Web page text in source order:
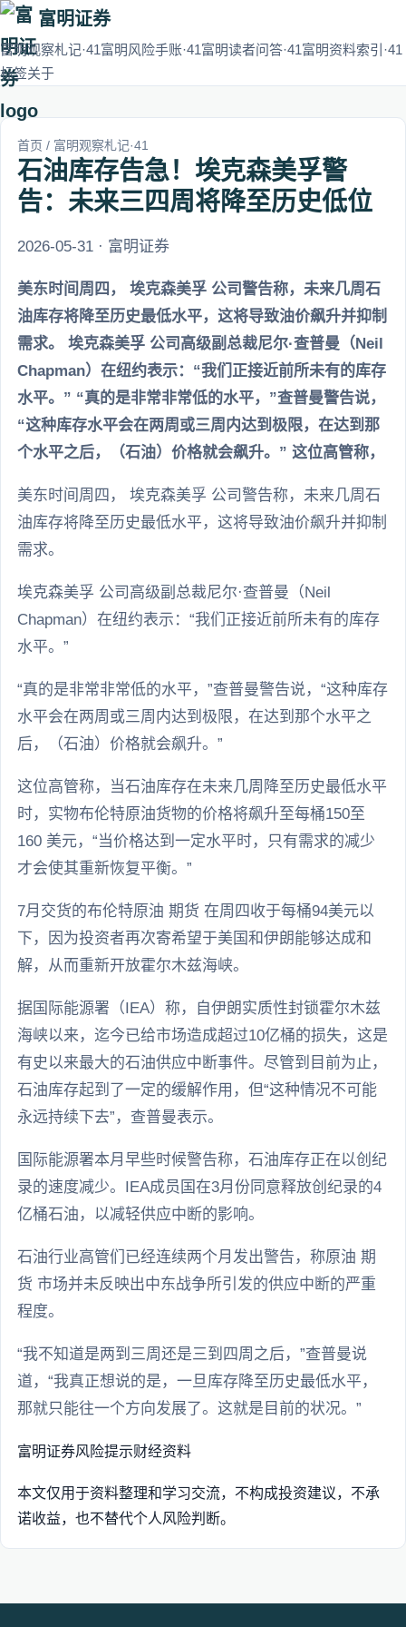
富明证券
富明观察札记·41富明风险手账·41富明读者问答·41富明资料索引·41
标签关于
首页 / 富明观察札记·41
石油库存告急！埃克森美孚警
告：未来三四周将降至历史低位
2026-05-31 · 富明证券
美东时间周四， 埃克森美孚 公司警告称，未来几周石
油库存将降至历史最低水平，这将导致油价飙升并抑制
需求。 埃克森美孚 公司高级副总裁尼尔·查普曼（Neil
Chapman）在纽约表示：“我们正接近前所未有的库存
水平。” “真的是非常非常低的水平，”查普曼警告说，
“这种库存水平会在两周或三周内达到极限，在达到那
个水平之后，（石油）价格就会飙升。” 这位高管称，
美东时间周四， 埃克森美孚 公司警告称，未来几周石
油库存将降至历史最低水平，这将导致油价飙升并抑制
需求。
埃克森美孚 公司高级副总裁尼尔·查普曼（Neil
Chapman）在纽约表示：“我们正接近前所未有的库存
水平。”
“真的是非常非常低的水平，”查普曼警告说，“这种库存
水平会在两周或三周内达到极限，在达到那个水平之
后，（石油）价格就会飙升。”
这位高管称，当石油库存在未来几周降至历史最低水平
时，实物布伦特原油货物的价格将飙升至每桶150至
160 美元，“当价格达到一定水平时，只有需求的减少
才会使其重新恢复平衡。”
7月交货的布伦特原油 期货 在周四收于每桶94美元以
下，因为投资者再次寄希望于美国和伊朗能够达成和
解，从而重新开放霍尔木兹海峡。
据国际能源署（IEA）称，自伊朗实质性封锁霍尔木兹
海峡以来，迄今已给市场造成超过10亿桶的损失，这是
有史以来最大的石油供应中断事件。尽管到目前为止，
石油库存起到了一定的缓解作用，但“这种情况不可能
永远持续下去”，查普曼表示。
国际能源署本月早些时候警告称，石油库存正在以创纪
录的速度减少。IEA成员国在3月份同意释放创纪录的4
亿桶石油，以减轻供应中断的影响。
石油行业高管们已经连续两个月发出警告，称原油 期
货 市场并未反映出中东战争所引发的供应中断的严重
程度。
“我不知道是两到三周还是三到四周之后，”查普曼说
道，“我真正想说的是，一旦库存降至历史最低水平，
那就只能往一个方向发展了。这就是目前的状况。”
富明证券风险提示财经资料
本文仅用于资料整理和学习交流，不构成投资建议，不承
诺收益，也不替代个人风险判断。